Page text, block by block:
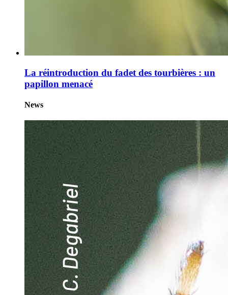
La réintroduction du fadet des tourbières : un
papillon menacé
News